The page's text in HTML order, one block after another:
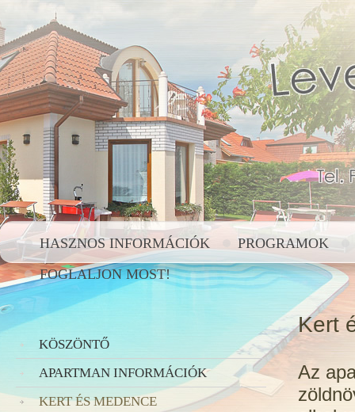
HASZNOS INFORMÁCIÓK
PROGRAMOK
FOGLALJON MOST!
KÖSZÖNTŐ
APARTMAN INFORMÁCIÓK
KERT ÉS MEDENCE
Kert
Az